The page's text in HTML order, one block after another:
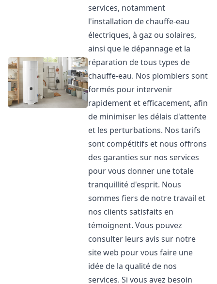
services, notamment
l'installation de chauffe-eau
électriques, à gaz ou solaires,
ainsi que le dépannage et la
réparation de tous types de
chauffe-eau. Nos plombiers sont
formés pour intervenir
rapidement et efficacement, afin
de minimiser les délais d'attente
et les perturbations. Nos tarifs
sont compétitifs et nous offrons
des garanties sur nos services
pour vous donner une totale
tranquillité d'esprit. Nous
sommes fiers de notre travail et
nos clients satisfaits en
témoignent. Vous pouvez
consulter leurs avis sur notre
site web pour vous faire une
idée de la qualité de nos
services. Si vous avez besoin